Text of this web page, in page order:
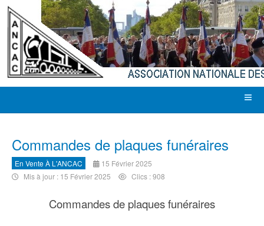
Commandes de plaques funéraires
En Vente À L'ANCAC
15 Février 2025
Mis à jour : 15 Février 2025
Clics : 908
Commandes de plaques funéraires